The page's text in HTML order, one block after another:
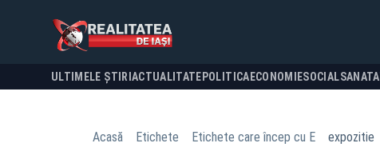
ULTIMELE ȘTIRI ACTUALITATE POLITICA ECONOMIESOCIAL
Acasă Etichete Etichete care încep cu E expozitie